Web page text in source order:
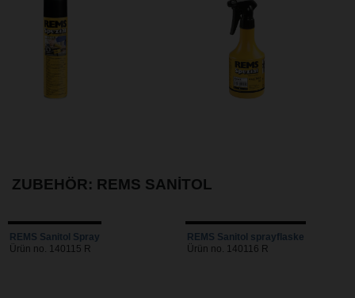
ZUBEHÖR: REMS SANITOL
REMS Sanitol Spray
Ürün no. 140115 R
REMS Sanitol sprayflaske
Ürün no. 140116 R